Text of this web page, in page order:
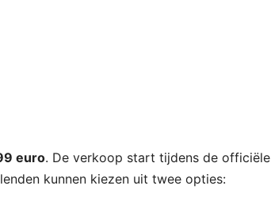
euro. De verkoop start tijdens de officiële
kunnen kiezen uit twee opties: